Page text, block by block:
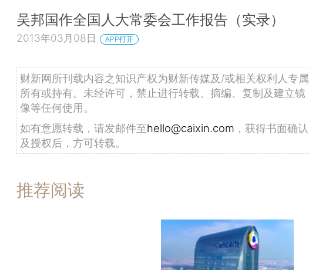
吴邦国作全国人大常委会工作报告（实录）
2013年03月08日 APP打开
财新网所刊载内容之知识产权为财新传媒及/或相关权利人专属
所有或持有。未经许可，禁止进行转载、摘编、复制及建立镜
像等任何使用。
如有意愿转载，请发邮件至hello@caixin.com ，获得书面确认
及授权后，方可转载。
推荐阅读